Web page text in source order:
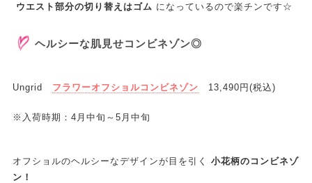
ウエスト部分の切り替えはゴム になっているので楽チンです☆
ヘルシーな肌見せコンビネゾン◎
Ungrid フラワーオフショルコンビネゾン 13,490円(税込)
※入荷時期：4月中旬～5月中旬
オフショルのヘルシーなデザインが目を引く
小花柄のコンビネゾ
ン！